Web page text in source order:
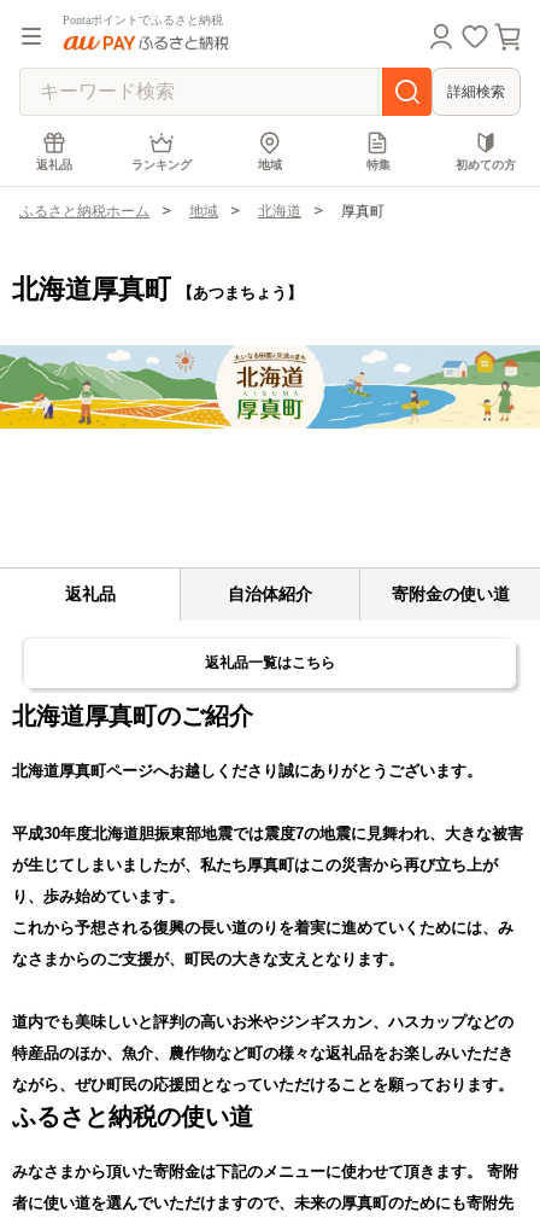
Pontaポイントでふるさと納税
詳細検索
返礼品 ランキング 地域 特集 初めての方
ふるさと納税ホーム 地域 北海道 厚真町
北海道厚真町 【あつまちょう】
返礼品 自治体紹介 寄附金の使い道
返礼品一覧はこちら
北海道厚真町のご紹介
北海道厚真町ページへお越しくださり誠にありがとうございます。
平成30年度北海道胆振東部地震では震度7の地震に見舞われ、大きな被害
が生じてしまいましたが、私たち厚真町はこの災害から再び立ち上が
り、歩み始めています。
これから予想される復興の長い道のりを着実に進めていくためには、み
なさまからのご支援が、町民の大きな支えとなります。
道内でも美味しいと評判の高いお米やジンギスカン、ハスカップなどの
特産品のほか、魚介、農作物など町の様々な返礼品をお楽しみいただき
ながら、ぜひ町民の応援団となっていただけることを願っております。
ふるさと納税の使い道
みなさまから頂いた寄附金は下記のメニューに使わせて頂きます。
寄附
者に使い道を選んでいただけますので、未来の厚真町のためにも寄附先